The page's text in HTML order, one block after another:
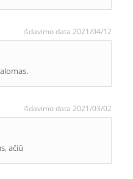
išdavimo data 2021/04/12
išdavimo data 2021/03/02
ačiū